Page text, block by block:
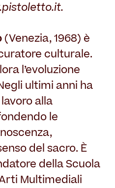
(Venezia, 1968) è
culturale.
l’evoluzione
ultimi anni ha
alla
le
del sacro. È
della Scuola
Multimediali